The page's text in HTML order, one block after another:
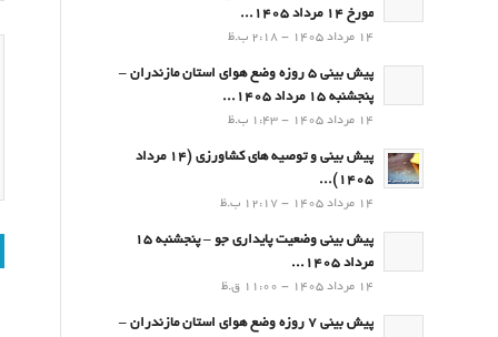
مورخ 14 مرداد 1405...
14 مرداد 1405 - 2:18 ب.ظ
پیش بینی 5 روزه وضع هوای استان مازندران –
پنجشنبه 15 مرداد 1405...
14 مرداد 1405 - 1:43 ب.ظ
پیش بینی و توصیه های کشاورزی (14 مرداد
۱۴۰۵)...
14 مرداد 1405 - 12:17 ب.ظ
پیش بینی وضعیت پایداری جو – پنجشنبه 15
مرداد 1405...
14 مرداد 1405 - 11:00 ق.ظ
پیش بینی 7 روزه وضع هوای استان مازندران –